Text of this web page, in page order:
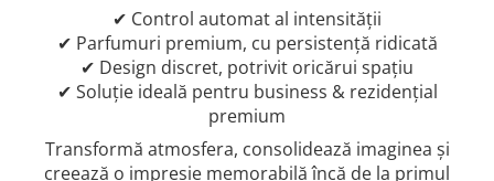
✔ Control automat al intensității
✔ Parfumuri premium, cu persistență ridicată
✔ Design discret, potrivit oricărui spațiu
✔ Soluție ideală pentru business & rezidențial
premium
Transformă atmosfera, consolidează imaginea și
creează o impresie memorabilă încă de la primul